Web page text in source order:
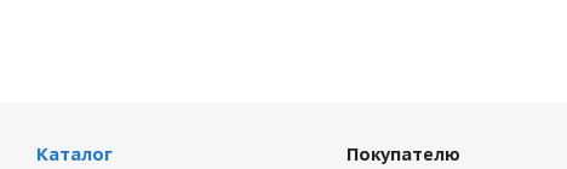
Каталог Покупателю